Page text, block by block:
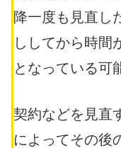
降一度も見直し
ししてから時間
となっている可
契約などを見直
によってその後